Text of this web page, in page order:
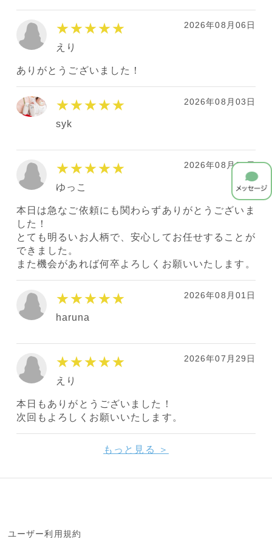
★★★★★ 2026年08月06日
えり
ありがとうございました！
★★★★★ 2026年08月03日
syk
★★★★★ 2026年08月01日
ゆっこ
本日は急なご依頼にも関わらずありがとうございま
した！
とても明るいお人柄で、安心してお任せすることが
できました。
また機会があれば何卒よろしくお願いいたします。
★★★★★ 2026年08月01日
haruna
★★★★★ 2026年07月29日
えり
本日もありがとうございました！
次回もよろしくお願いいたします。
もっと見る ＞
ユーザー利用規約